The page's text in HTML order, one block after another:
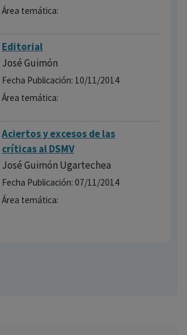
Área temática:
Editorial
José Guimón
Fecha Publicación: 10/11/2014
Área temática:
Aciertos y excesos de las
críticas al DSMV
José Guimón Ugartechea
Fecha Publicación: 07/11/2014
Área temática: